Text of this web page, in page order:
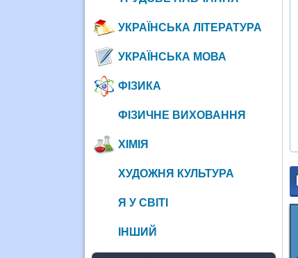
УКРАЇНСЬКА ЛІТЕРАТУРА
УКРАЇНСЬКА МОВА
ФІЗИКА
ФІЗИЧНЕ ВИХОВАННЯ
ХІМІЯ
ХУДОЖНЯ КУЛЬТУРА
Я У СВІТІ
ІНШИЙ